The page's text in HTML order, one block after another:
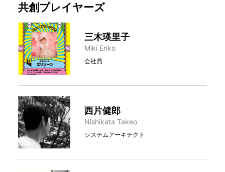
共創プレイヤーズ
三木瑛里子
Miki Eriko
会社員
西片健郎
Nishikata Takeo
システムアーキテクト